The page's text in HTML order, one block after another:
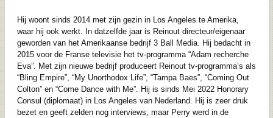
Hij woont sinds 2014 met zijn gezin in Los Angeles te Amerika,
waar hij ook werkt. In datzelfde jaar is Reinout directeur/eigenaar
geworden van het Amerikaanse bedrijf 3 Ball Media. Hij bedacht in
2015 voor de Franse televisie het tv-programma “Adam recherche
Eva”. Met zijn nieuwe bedrijf produceert Reinout tv-programma’s als
“Bling Empire”, “My Unorthodox Life”, “Tampa Baes”, “Coming Out
Colton” en “Come Dance with Me”. Hij is sinds Mei 2022 Honorary
Consul (diplomaat) in Los Angeles van Nederland. Hij is zeer druk
bezet en geeft zelden nog interviews, maar Perry werd in de